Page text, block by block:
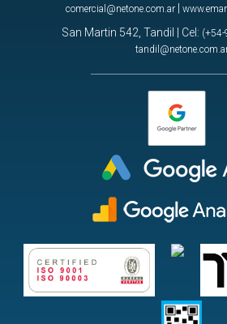
comercial@netone.com.ar|
San Martin 542, Tandil | Cel: